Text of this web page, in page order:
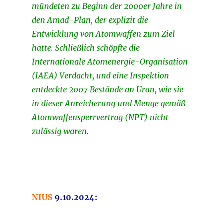
mündeten zu Beginn der 2000er Jahre in
den Amad-Plan, der explizit die
Entwicklung von Atomwaffen zum Ziel
hatte. Schließlich schöpfte die
Internationale Atomenergie-Organisation
(IAEA) Verdacht, und eine Inspektion
entdeckte 2007 Bestände an Uran, wie sie
in dieser Anreicherung und Menge gemäß
Atomwaffensperrvertrag (NPT) nicht
zulässig waren.
NIUS9.10.2024: